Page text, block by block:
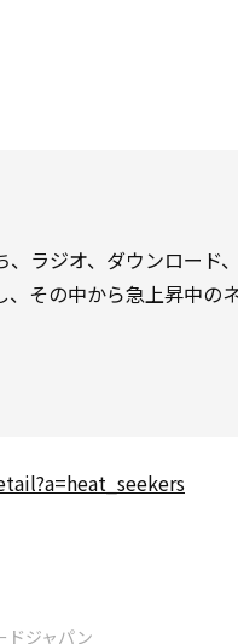
ラジオ、ダウンロード
、その中から急上昇中の
ドジャパン